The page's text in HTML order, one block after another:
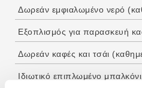
Δωρεάν εμφιαλωμένο νερό
Εξοπλισμός για παρασκευή
Δωρεάν καφές και τσάι
Ιδιωτικό επιπλωμένο μπαλκόνι